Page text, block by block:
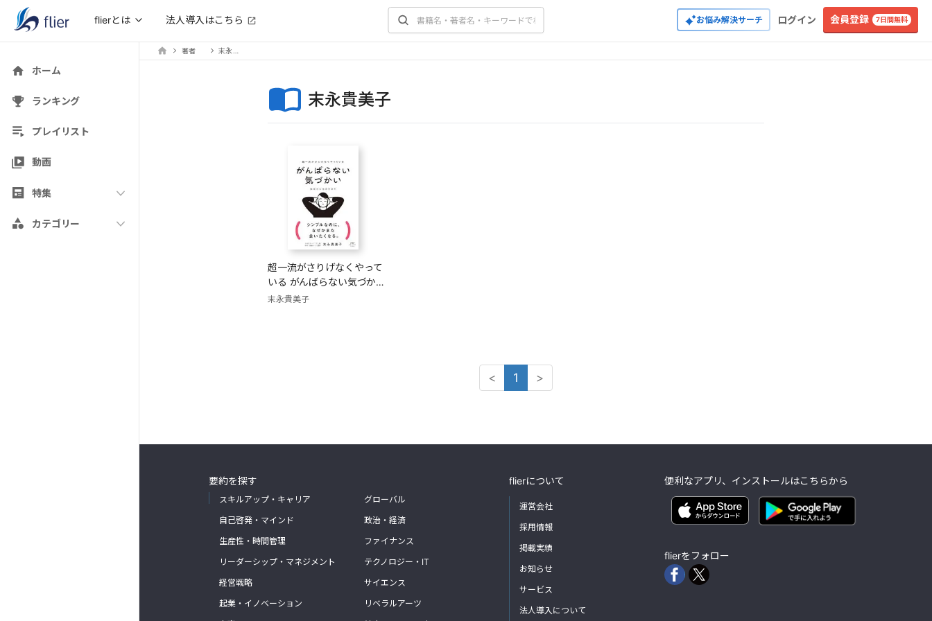
flierとは 法人導入はこちら お悩み解決サーチ ログイン 会員登録 7日間無料
ホーム
ランキング
プレイリスト
動画
特集
カテゴリー
著者
末永貴美子
超一流がさりげなくやって
いる がんばらない気づか
い
末永貴美子
< 1 >
要約を探す
スキルアップ・キャリア
自己啓発・マインド
生産性・時間管理
リーダーシップ・マネジメント
経営戦略
起業・イノベーション
グローバル
政治・経済
ファイナンス
テクノロジー・IT
サイエンス
リベラルアーツ
flierについて
運営会社
採用情報
掲載実績
お知らせ
サービス
法人導入について
便利なアプリ、インストールはこちらから
flierをフォロー